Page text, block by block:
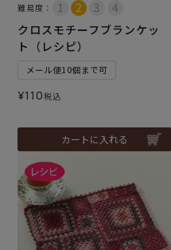
難易度：
クロスモチーフブランケッ
ト（レシピ）
メール便10個まで可
¥110税込
カートに入れる